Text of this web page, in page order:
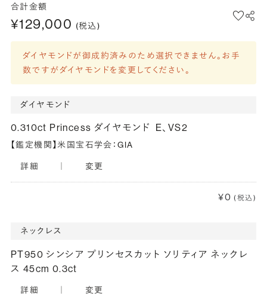
合計金額
¥129,000 (税込)
ダイヤモンドが御成約済みのため選択できません。お手
数ですがダイヤモンドを変更してください。
ダイヤモンド
0.310ct Princess ダイヤモンド E、VS2
【鑑定機関】米国宝石学会：GIA
詳細 変更
¥0 (税込)
ネックレス
PT950 シンシア プリンセスカット ソリティア ネックレ
ス 45cm 0.3ct
詳細 変更